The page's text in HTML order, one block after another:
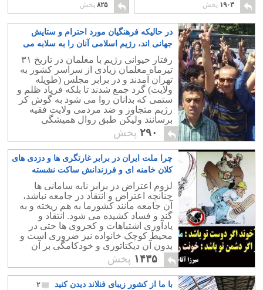
۱۹۰۳ پخش
۸۲۵ پخش
در حالیکه فرهنگیان مورد احترام و ستایش
جهانی اند، رژیم اسلامی آنان را به سلابه می
کشد
رفتار حیوانی رژیم با معلمان در تاریخ ۳۱
تیرماه معلمان زیادی از سراسر کشور به
تهران آمدند و در برابر مجلس (طویله
ولایت) گرد جمع شدند تا بلکه فریاد ظلم و
ستمی که بدانان روا می شود به گوش کر
رژیم متجاوز و ضد مردمی ولایت فقیه
برسانند ولیکن طبق روال همیشگی
وحشیانه مورد حمله و ضرب و شتم رژیم
قرار گرفتند.
۲۹۰ پخش
چرا ملت ایران در برابر غارتگری ها و دزدی های
کلان خامنه ای و فرزندانش ساکت نشسته
است؟!
لزوم اعتراض در برابر نابه سامانی ها
چنانچه اعتراض و انتقاد در جامعه نباشد،
آن جامعه مانند کشورما به هم ریخته و به
گند و فساد کشیده می شود. انتقاد و
یادآوری اشتباهات و کجروی ها حتی در
محیط کوچک خانواده نیز ضروری است و
بدون آن دیکتاتوری و خودکامگی بر آن
سایه می افکند. زن ستیزی نیز از پیامد
های آن است
۱۴۳۵ پخش
با ما از کشور زیبای فنلاند دیدن کنید ۲